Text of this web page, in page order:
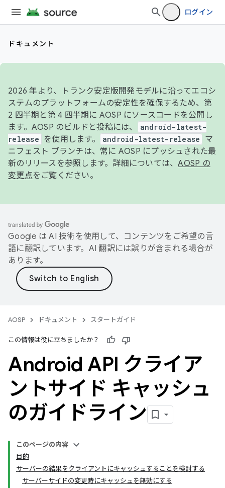
ログイン
ドキュメント
2026 年より、トランク安定版開発モデルに沿ってエコシ
ステムのプラットフォームの安定性を確保するため、第
2 四半期と第 4 四半期に AOSP にソースコードを公開し
ます。AOSP のビルドと投稿には、
android-latest-
release
を使用します。 android-latest-release
マ
ニフェスト ブランチは、常に AOSP にプッシュされた最
新のリリースを参照します。詳細については、AOSP の
変更点をご覧ください。
Google は AI 技術を使用して、コンテンツをご希望の言
語に翻訳しています。AI 翻訳には誤りが含まれる場合が
あります。
AOSP ドキュメント スタートガイド
この情報は役に立ちましたか？
Android API クライア
ントサイド キャッシュ
のガイドライン
このページの内容
目的
サーバーの結果をクライアントにキャッシュすることを検討する
サーバーサイドの変更時にキャッシュを無効にする